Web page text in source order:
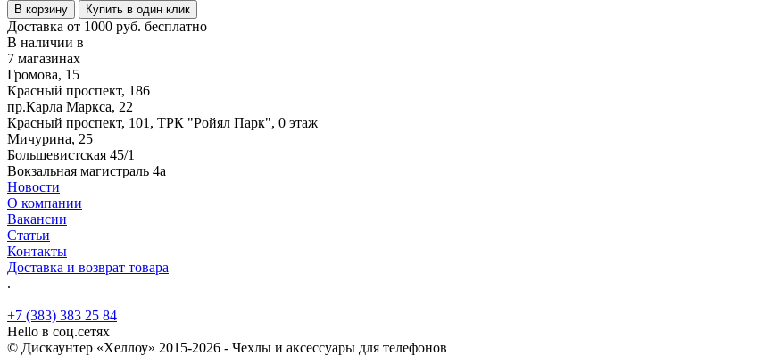
В корзину Купить в один клик
Доставка от 1000 руб. бесплатно
В наличии в
7 магазинах
Громова, 15
Красный проспект, 186
пр.Карла Маркса, 22
Красный проспект, 101, ТРК "Ройял Парк", 0 этаж
Мичурина, 25
Большевистская 45/1
Вокзальная магистраль 4а
Новости
О компании
Вакансии
Статьи
Контакты
Доставка и возврат товара
.
+7 (383) 383 25 84
Hello в соц.сетях
© Дискаунтер «Хеллоу» 2015-2026 - Чехлы и аксессуары для телефонов